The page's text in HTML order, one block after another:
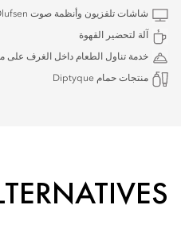
شاشات تلفزيون وأنظمة صوت Bang & Olufsen
آلة لتحضير القهوة
خدمة تناول الطعام داخل الغرف على
منتجات حمام Diptyque